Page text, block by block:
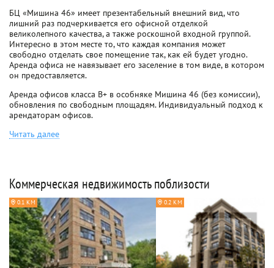
БЦ «Мишина 46» имеет презентабельный внешний вид, что
лишний раз подчеркивается его офисной отделкой
великолепного качества, а также роскошной входной группой.
Интересно в этом месте то, что каждая компания может
свободно отделать свое помещение так, как ей будет угодно.
Аренда офиса не навязывает его заселение в том виде, в котором
он предоставляется.
Аренда офисов класса B+ в особняке Мишина 46 (без комиссии),
обновления по свободным площадям. Индивидуальный подход к
арендаторам офисов.
Читать далее
Коммерческая недвижимость поблизости
0.1 КМ 0.2 КМ